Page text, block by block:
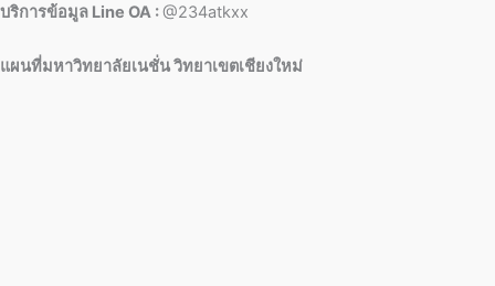
บริการข้อมูล Line OA :@234atkxx
แผนที่มหาวิทยาลัยเนชั่น วิทยาเขตเชียงใหม่